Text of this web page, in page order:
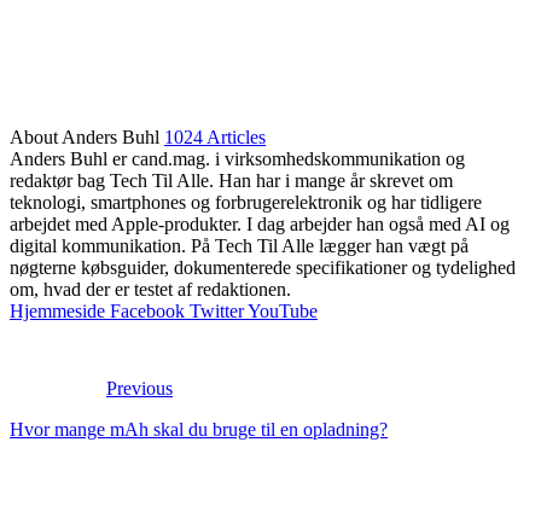
About Anders Buhl 1024 Articles
Anders Buhl er cand.mag. i virksomhedskommunikation og
redaktør bag Tech Til Alle. Han har i mange år skrevet om
teknologi, smartphones og forbrugerelektronik og har tidligere
arbejdet med Apple-produkter. I dag arbejder han også med AI og
digital kommunikation. På Tech Til Alle lægger han vægt på
nøgterne købsguider, dokumenterede specifikationer og tydelighed
om, hvad der er testet af redaktionen.
Hjemmeside Facebook TwitterYouTube
Previous
Hvor mange mAh skal du bruge til en opladning?